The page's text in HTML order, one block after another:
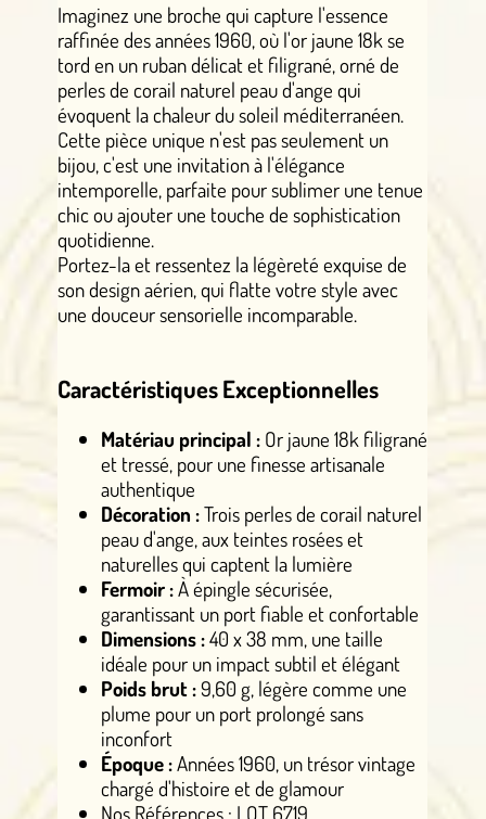
Imaginez une broche qui capture l'essence
raffinée des années 1960, où l'or jaune 18k se
tord en un ruban délicat et filigrané, orné de
perles de corail naturel peau d'ange qui
évoquent la chaleur du soleil méditerranéen.
Cette pièce unique n'est pas seulement un
bijou, c'est une invitation à l'élégance
intemporelle, parfaite pour sublimer une tenue
chic ou ajouter une touche de sophistication
quotidienne.
Portez-la et ressentez la légèreté exquise de
son design aérien, qui flatte votre style avec
une douceur sensorielle incomparable.
Caractéristiques Exceptionnelles
Matériau principal : Or jaune 18k filigrané
et tressé, pour une finesse artisanale
authentique
Décoration :Trois perles de corail naturel
peau d'ange, aux teintes rosées et
naturelles qui captent la lumière
Fermoir :À épingle sécurisée,
garantissant un port fiable et confortable
Dimensions :40 x 38 mm, une taille
idéale pour un impact subtil et élégant
Poids brut :9,60 g, légère comme une
plume pour un port prolongé sans
inconfort
Époque :Années 1960, un trésor vintage
chargé d'histoire et de glamour
Nos Références : LOT 6719